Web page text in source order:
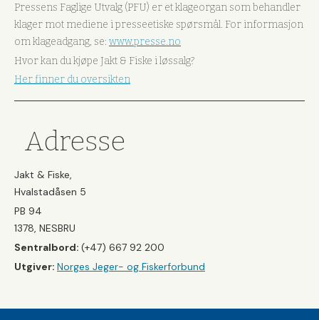
Pressens Faglige Utvalg (PFU) er et klageorgan som behandler
klager mot mediene i presseetiske spørsmål. For informasjon
om klageadgang, se: www.presse.no
Hvor kan du kjøpe Jakt & Fiske i løssalg?
Her finner du oversikten
Adresse
Jakt & Fiske,
Hvalstadåsen 5
PB 94
1378, NESBRU
Sentralbord: (+47) 667 92 200
Utgiver: Norges Jeger- og Fiskerforbund